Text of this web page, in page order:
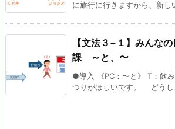
に旅行に行きますから、新し
【文法３−１】みんな
課 ～と、〜
●導入 《PC：〜と》 T：飲
つりがほしいです。 どうし